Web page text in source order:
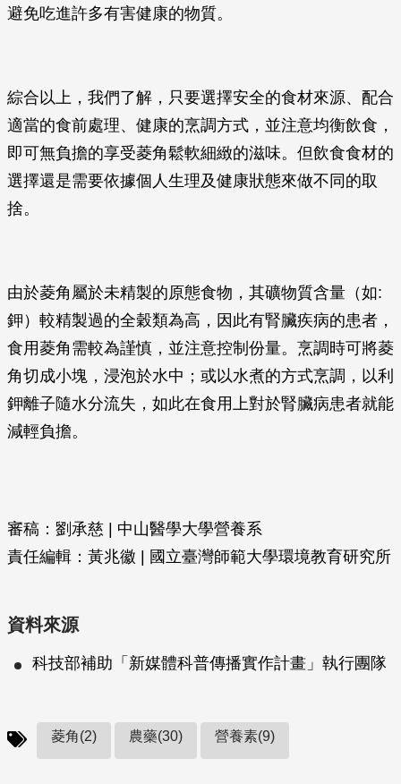
避免吃進許多有害健康的物質。
綜合以上，我們了解，只要選擇安全的食材來源、配合
適當的食前處理、健康的烹調方式，並注意均衡飲食，
即可無負擔的享受菱角鬆軟細緻的滋味。但飲食食材的
選擇還是需要依據個人生理及健康狀態來做不同的取
捨。
由於菱角屬於未精製的原態食物，其礦物質含量（如:
鉀）較精製過的全穀類為高，因此有腎臟疾病的患者，
食用菱角需較為謹慎，並注意控制份量。烹調時可將菱
角切成小塊，浸泡於水中；或以水煮的方式烹調，以利
鉀離子隨水分流失，如此在食用上對於腎臟病患者就能
減輕負擔。
審稿：劉承慈 | 中山醫學大學營養系
責任編輯：黃兆徽 | 國立臺灣師範大學環境教育研究所
資料來源
科技部補助「新媒體科普傳播實作計畫」執行團隊
菱角(2) 農藥(30) 營養素(9)